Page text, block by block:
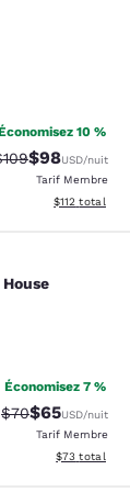
10 %
barré :
Tarif réduit :
$98USD/nuit
Tarif Membre
Afficher les
$112 total
House
Économisez 7 %
Tarif barré :
$70Tarif réduit :
$65USD/nuit
Tarif Membre
Afficher les
$73 total